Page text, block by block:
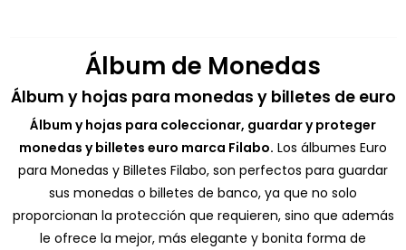
Álbum de Monedas
Álbum y hojas para monedas y billetes de euro
Álbum y hojas para coleccionar, guardar y proteger
monedas y billetes euro marca Filabo. Los álbumes Euro
para Monedas y Billetes Filabo, son perfectos para guardar
sus monedas o billetes de banco, ya que no solo
proporcionan la protección que requieren, sino que además
le ofrece la mejor, más elegante y bonita forma de